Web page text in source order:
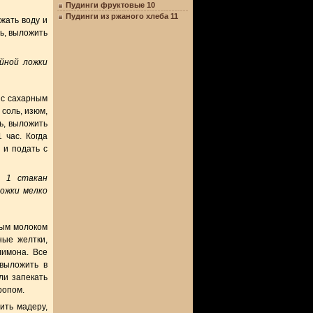
воду и
выложить
ложки
сахарным
соль, изюм,
выложить
час. Когда
и подать с
1 стакан
мелко
молоком
желтки,
Все
в
запекать
мадеру,
Пудинги фруктовые 10
Пудинги из ржаного хлеба 11